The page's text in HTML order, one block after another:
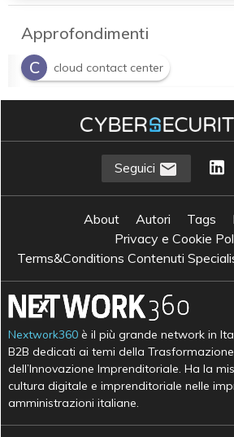
Approfondimenti
C
cloud contact center
I intelligenza artificiale
Seguici
About Autori Tags
Privacy e Cookie
Terms&Conditions Contenuti
Nextwork360 è il più grande network in
B2B dedicati ai temi della
dell’Innovazione Imprenditoriale. Ha la
cultura digitale e imprenditoriale nelle
amministrazioni italiane.